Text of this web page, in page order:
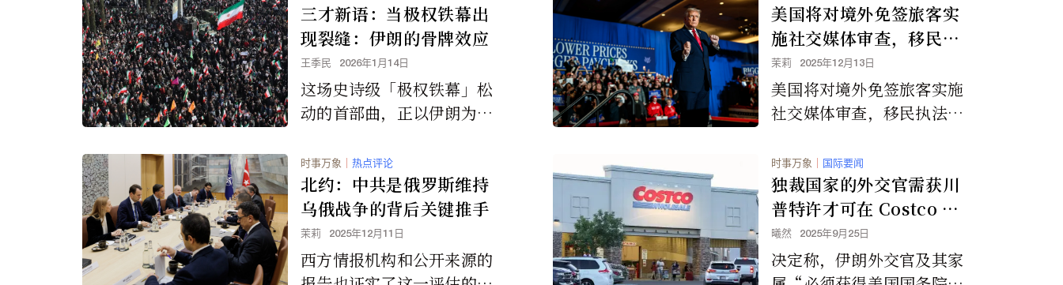
男性更物质化，因此更容易
受到潮流和购买文化的影
响……尤其是时尚的潮流。
所写，藉此博眼球、赚流
量。但，我们来仔细分析看
看是否真的如此。
三才新语：当极权铁幕出
现裂缝：伊朗的骨牌效应
王季民 2026年1月14日
这场史诗级「极权铁幕」松
动的首部曲，正以伊朗为起
弱本质与时代转折的临界
点。这一历史现场，不仅深
刻牵动国际格局，更可能激
起中国等其他极权国家潜伏
已久的「六四之魂」与变革
渴望，成为人类自由运动的
美国将对境外免签旅客实
施社交媒体审查，移民执
法力度加大
茉莉 2025年12月13日
美国将对境外免签旅客实施
社交媒体审查，移民执法力
时事万象 ｜ 热点评论
北约：中共是俄罗斯维持
乌俄战争的背后关键推手
茉莉 2025年12月11日
西方情报机构和公开来源的
时事万象 ｜ 国际要闻
独裁国家的外交官需获川
普特许才可在 Costco 购
物
曦然 2025年9月25日
决定称，伊朗外交官及其家